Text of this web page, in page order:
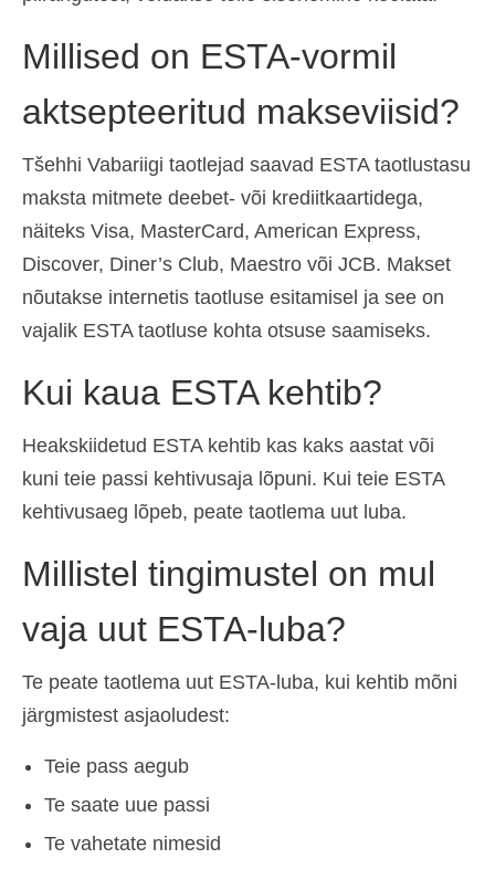
Millised on ESTA-vormil
aktsepteeritud makseviisid?
Tšehhi Vabariigi taotlejad saavad ESTA taotlustasu
maksta mitmete deebet- või krediitkaartidega,
näiteks Visa, MasterCard, American Express,
Discover, Diner’s Club, Maestro või JCB. Makset
nõutakse internetis taotluse esitamisel ja see on
vajalik ESTA taotluse kohta otsuse saamiseks.
Kui kaua ESTA kehtib?
Heakskiidetud ESTA kehtib kas kaks aastat või
kuni teie passi kehtivusaja lõpuni. Kui teie ESTA
kehtivusaeg lõpeb, peate taotlema uut luba.
Millistel tingimustel on mul
vaja uut ESTA-luba?
Te peate taotlema uut ESTA-luba, kui kehtib mõni
järgmistest asjaoludest:
Teie pass aegub
Te saate uue passi
Te vahetate nimesid